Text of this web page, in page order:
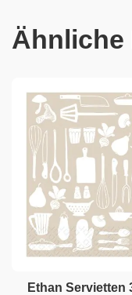
Ähnliche
Ethan Servietten